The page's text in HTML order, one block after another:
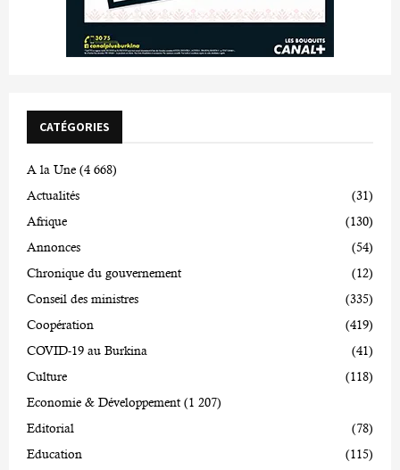
CATÉGORIES
A la Une (4 668)
Actualités
(31)
Afrique
(130)
Annonces
(54)
Chronique du gouvernement
(12)
Conseil des ministres
(335)
Coopération
(419)
COVID-19 au Burkina
(41)
Culture
(118)
Economie & Développement (1 207)
Editorial
(78)
Education
(115)